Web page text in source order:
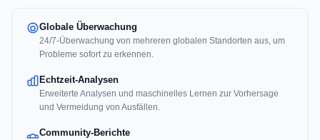
Globale Überwachung
24/7-Überwachung von mehreren globalen Standorten aus, um
Probleme sofort zu erkennen.
Echtzeit-Analysen
Erweiterte Analysen und maschinelles Lernen zur Vorhersage
und Vermeidung von Ausfällen.
Community-Berichte